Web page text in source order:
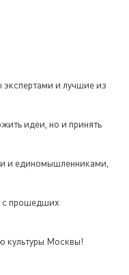
экспертами и лучшие из
идеи, но и принять
и единомышленниками,
с прошедших
культуры Москвы!